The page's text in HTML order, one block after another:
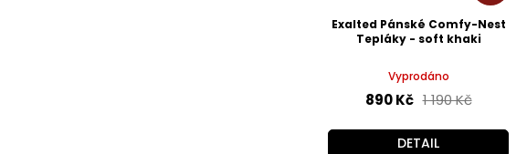
Exalted Pánské Comfy-Nest
Tepláky - soft khaki
Vyprodáno
890 Kč 1 190 Kč
DETAIL